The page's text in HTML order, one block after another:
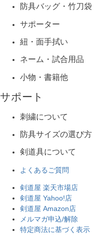
防具バッグ・竹刀袋
サポーター
紐・面手拭い
ネーム・試合用品
小物・書籍他
サポート
刺繍について
防具サイズの選び方
剣道具について
よくあるご質問
剣道屋 楽天市場店
剣道屋 Yahoo!店
剣道屋 Amazon店
メルマガ申込/解除
特定商法に基づく表示